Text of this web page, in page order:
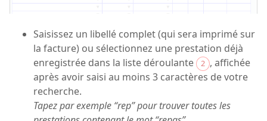
Saisissez un libellé complet (qui sera imprimé sur
la facture) ou sélectionnez une prestation déjà
enregistrée dans la liste déroulante
2 , affichée
après avoir saisi au moins 3 caractères de votre
recherche.
Tapez par exemple “rep” pour trouver toutes les